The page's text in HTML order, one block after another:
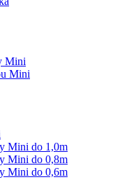
Mini
Mini
Mini do 1,0m
Mini do 0,8m
Mini do 0,6m